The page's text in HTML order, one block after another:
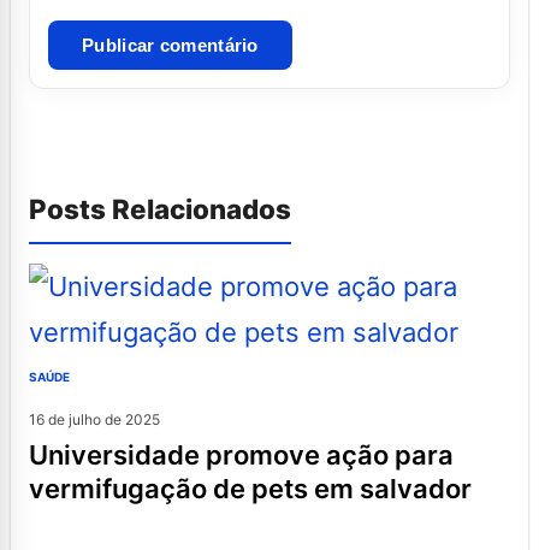
Posts Relacionados
SAÚDE
16 de julho de 2025
universidade promove ação para
vermifugação de pets em salvador